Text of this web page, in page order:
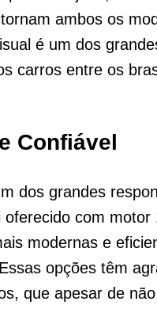
ambos os
é um dos
carros entre os
Confiável
dos grandes
com motor
modernas e
opções têm
que apesar de